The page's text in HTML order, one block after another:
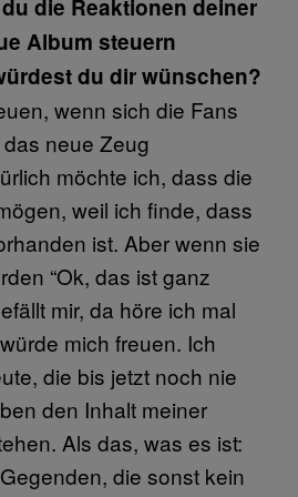
die Reaktionen deiner
Album steuern
du dir wünschen?
wenn sich die Fans
neue Zeug
möchte ich, dass die
weil ich finde, dass
ist. Aber wenn sie
“Ok, das ist ganz
mir, da höre ich mal
mich freuen. Ich
die bis jetzt noch nie
den Inhalt meiner
Als das, was es ist:
die sonst kein